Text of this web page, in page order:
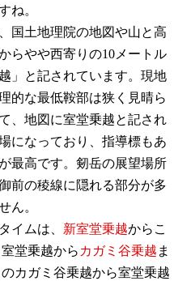
ね。
国土地理院の地図や山と高
らやや西寄りの10メートル
」と記されています。現地
的な最低鞍部は狭く見晴ら
、地図に室堂乗越と記され
になっており、指導標もあ
最高です。剱岳の展望場所
前の稜線に隠れる部分が多
ん。
イムは、 新室堂乗越からこ
堂乗越から カガミ谷乗越 ま
カガミ谷乗越から室堂乗越